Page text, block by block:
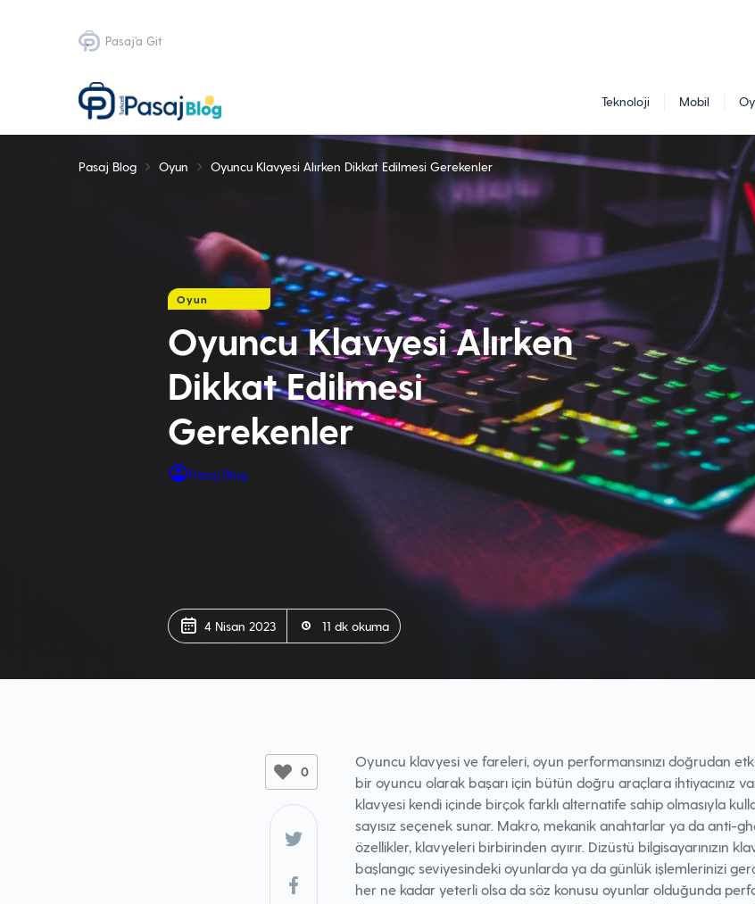
Pasaj'a Git
Teknoloji Mobil
Pasaj Blog Oyun Oyuncu Klavyesi Alırken Dikkat Edilmesi Gerekenler
Oyun
Oyuncu Klavyesi Alırken
Dikkat Edilmesi
Gerekenler
Pasaj Blog
4 Nisan 2023 11 dk okuma
0
Oyuncu klavyesi ve fareleri, oyun performansınızı doğrudan
bir oyuncu olarak başarı için bütün doğru araçlara ihtiyacınız
klavyesi kendi içinde birçok farklı alternatife sahip olmasıyla
sayısız seçenek sunar. Makro, mekanik anahtarlar ya da anti-
özellikler, klavyeleri birbirinden ayırır. Dizüstü bilgisayarınızın
başlangıç seviyesindeki oyunlarda ya da günlük işlemlerinizi
her ne kadar yeterli olsa da söz konusu oyunlar olduğunda